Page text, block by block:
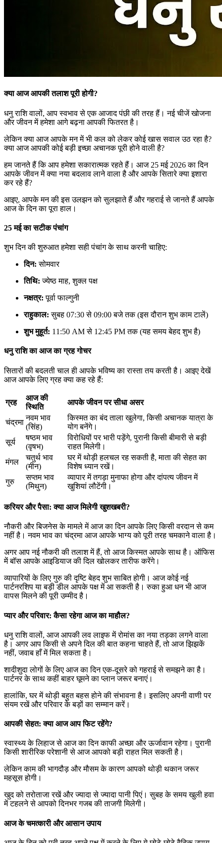
क्या आज आपकी तलाश पूरी होगी?
धनु राशि वालों, आप स्वभाव से एक आजाद पंछी की तरह हैं। नई चीजें खोजना
और जीवन में हमेशा आगे बढ़ना आपकी फितरत है।
लेकिन क्या आज आपके मन में भी कल को लेकर कोई खास सवाल उठ रहा है?
क्या आज आपकी कोई बड़ी इच्छा अचानक पूरी होने वाली है?
हम जानते हैं कि आप हमेशा सकारात्मक रहते हैं। आज 25 मई 2026 का दिन
आपके जीवन में क्या नया बदलाव लाने वाला है और आपके सितारे क्या इशारा
कर रहे हैं?
आइए, आपके मन की इस उलझन को सुलझाते हैं और गहराई से जानते हैं आपके
आज के दिन का पूरा हाल।
25 मई का सटीक पंचांग
शुभ दिन की शुरुआत हमेशा सही पंचांग के साथ करनी चाहिए:
दिन: सोमवार
तिथि: ज्येष्ठ माह, शुक्ल पक्ष
नक्षत्र: पूर्वा फाल्गुनी
राहुकाल: सुबह 07:30 से 09:00 बजे तक (इस दौरान शुभ काम टालें)
शुभ मुहूर्त: 11:50 AM से 12:45 PM तक (यह समय बेहद शुभ है)
धनु राशि का आज का ग्रह गोचर
सितारों की बदलती चाल ही आपके भविष्य का रास्ता तय करती है। आइए देखें
आज आपके लिए ग्रह क्या कह रहे हैं:
ग्रह
आज की
स्थिति
आपके जीवन पर सीधा असर
चंद्रमा
नवम भाव
(सिंह)
किस्मत का बंद ताला खुलेगा, किसी अचानक यात्रा के
योग बनेंगे।
सूर्य
षष्ठम भाव
(वृषभ)
विरोधियों पर भारी पड़ेंगे, पुरानी किसी बीमारी से बड़ी
राहत मिलेगी।
मंगल
चतुर्थ भाव
(मीन)
घर में थोड़ी हलचल रह सकती है, माता की सेहत का
विशेष ध्यान रखें।
गुरु
सप्तम भाव
(मिथुन)
व्यापार में तगड़ा मुनाफा होगा और दांपत्य जीवन में
खुशियां लौटेंगी।
करियर और पैसा: क्या आज मिलेगी खुशखबरी?
नौकरी और बिजनेस के मामले में आज का दिन आपके लिए किसी वरदान से कम
नहीं है। नवम भाव का चंद्रमा आज आपके भाग्य को पूरी तरह चमकाने वाला है।
अगर आप नई नौकरी की तलाश में हैं, तो आज किस्मत आपके साथ है। ऑफिस
में बॉस आपके आइडियाज की दिल खोलकर तारीफ करेंगे।
व्यापारियों के लिए गुरु की दृष्टि बेहद शुभ साबित होगी। आज कोई नई
पार्टनरशिप या बड़ी डील आपके पक्ष में आ सकती है। रुका हुआ धन भी आज
वापस मिलने की पूरी उम्मीद है।
प्यार और परिवार: कैसा रहेगा आज का माहौल?
धनु राशि वालों, आज आपकी लव लाइफ में रोमांस का नया तड़का लगने वाला
है। अगर आप किसी से अपने दिल की बात कहना चाहते हैं, तो आज झिझकें
नहीं, जवाब हाँ में मिल सकता है।
शादीशुदा लोगों के लिए आज का दिन एक-दूसरे को गहराई से समझने का है।
पार्टनर के साथ कहीं बाहर घूमने का प्लान जरूर बनाएं।
हालांकि, घर में थोड़ी बहुत बहस होने की संभावना है। इसलिए अपनी वाणी पर
संयम रखें और परिवार के बड़ों का सम्मान करें।
आपकी सेहत: क्या आज आप फिट रहेंगे?
स्वास्थ्य के लिहाज से आज का दिन काफी अच्छा और ऊर्जावान रहेगा। पुरानी
किसी शारीरिक परेशानी से आज आपको बड़ी राहत मिल सकती है।
लेकिन काम की भागदौड़ और मौसम के कारण आपको थोड़ी थकान जरूर
महसूस होगी।
खुद को तरोताजा रखें और ज्यादा से ज्यादा पानी पिएं। सुबह के समय खुली हवा
में टहलने से आपको दिनभर गजब की ताजगी मिलेगी।
आज के चमत्कारी और आसान उपाय